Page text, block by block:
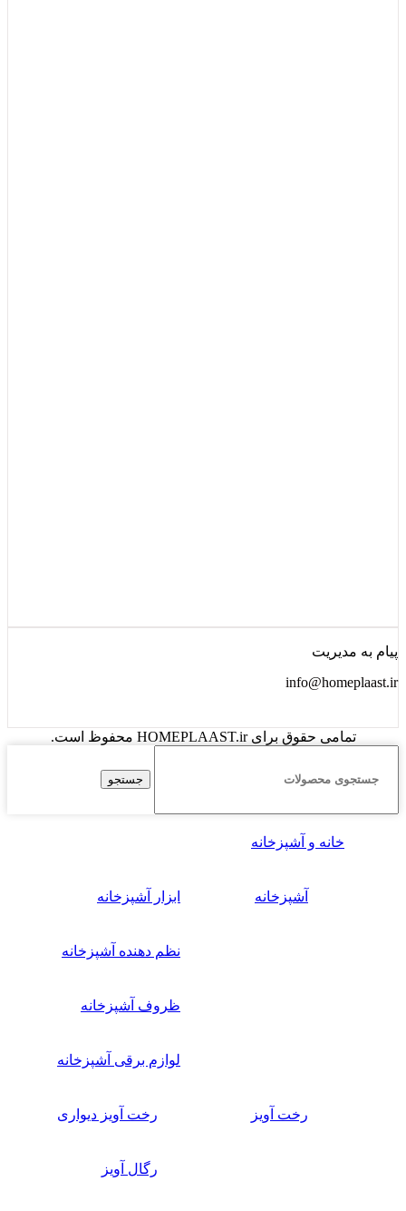
پیام به مدیریت
info@homeplaast.ir
تمامی حقوق برای HOMEPLAAST.ir محفوظ است.
جستجو
خانه و آشپزخانه
آشپزخانه ابزار آشپزخانه
نظم دهنده آشپزخانه
ظروف آشپزخانه
لوازم برقی آشپزخانه
رخت آویز رخت آویز دیواری
رگال آویز